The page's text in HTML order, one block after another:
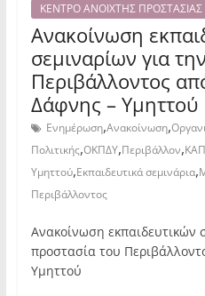
ΚΕΝΤΡΟ ΑΝΟΙΧΤΗΣ
Ανακοίνωση
σεμιναρίων για
Περιβάλλοντος
Δάφνης – Υμηττού
Ενημέρωση,Ανακοίνωση,
Πολιτικής,ΟΚΠΔΥ,Περιβάλλον,
Υμηττού,Εκπαιδευτικά σεμινάρια,
Περιβάλλοντος
Ανακοίνωση εκπαιδευτικών
προστασία του
Υμηττού